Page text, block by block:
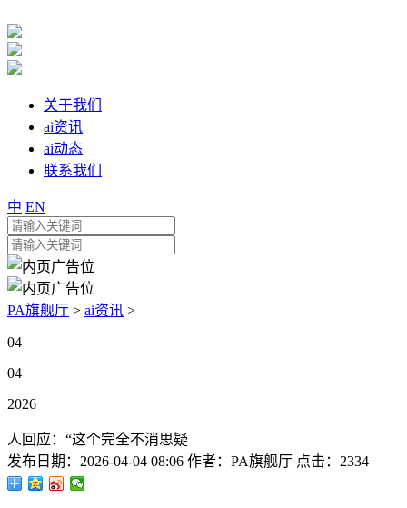
关于我们
ai资讯
ai动态
联系我们
中 EN
PA旗舰厅 > ai资讯 >
04
04
2026
人回应：“这个完全不消思疑
发布日期： 2026-04-04 08:06 作者： PA旗舰厅 点击： 2334